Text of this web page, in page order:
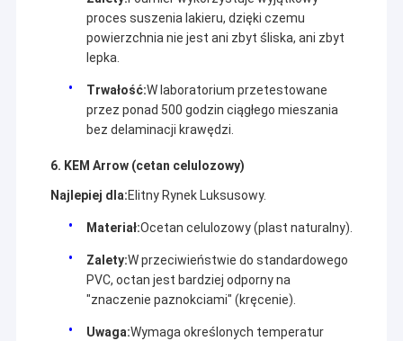
proces suszenia lakieru, dzięki czemu
powierzchnia nie jest ani zbyt śliska, ani zbyt
lepka.
Trwałość:W laboratorium przetestowane
przez ponad 500 godzin ciągłego mieszania
bez delaminacji krawędzi.
6. KEM Arrow (cetan celulozowy)
Najlepiej dla:Elitny Rynek Luksusowy.
Materiał:Ocetan celulozowy (plast naturalny).
Zalety:W przeciwieństwie do standardowego
PVC, octan jest bardziej odporny na
"znaczenie paznokciami" (kręcenie).
Uwaga:Wymaga określonych temperatur